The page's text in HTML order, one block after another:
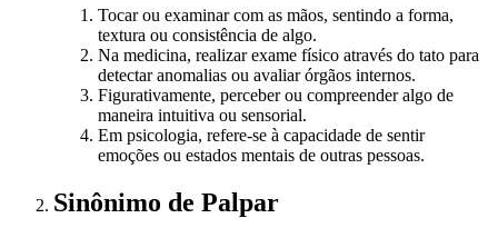
Tocar ou examinar com as mãos, sentindo a forma,
textura ou consistência de algo.
Na medicina, realizar exame físico através do tato para
detectar anomalias ou avaliar órgãos internos.
Figurativamente, perceber ou compreender algo de
maneira intuitiva ou sensorial.
Em psicologia, refere-se à capacidade de sentir
emoções ou estados mentais de outras pessoas.
Sinônimo de Palpar